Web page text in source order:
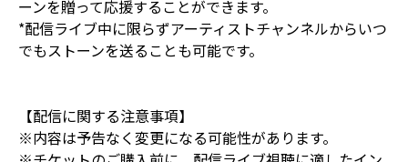
ーンを贈って応援することができます。
*配信ライブ中に限らずアーティストチャンネルからいつ
でもストーンを送ることも可能です。
【配信に関する注意事項】
※内容は予告なく変更になる可能性があります。